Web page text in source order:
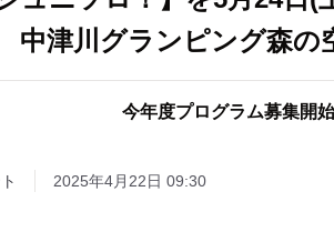
中津川グランピング森の
今年度プログラム募集開始
2025年4月22日 09:30